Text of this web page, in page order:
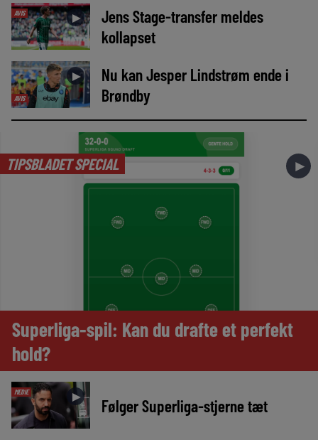
AVIS ►
Jens Stage-transfer meldes
kollapset
AVIS
►
Nu kan Jesper Lindstrøm ende i
Brøndby
TIPSBLADET SPECIAL ►
Superliga-spil: Kan du drafte et perfekt
hold?
MEDIE ► Følger Superliga-stjerne tæt